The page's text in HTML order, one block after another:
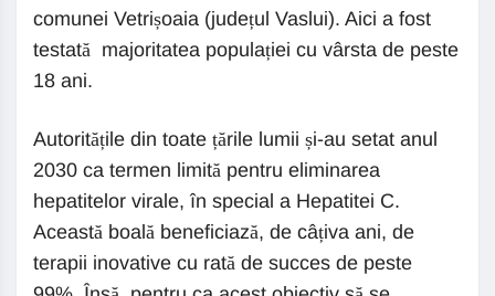
comunei Vetrișoaia (județul Vaslui). Aici a fost
testată majoritatea populației cu vârsta de peste
18 ani.
Autoritățile din toate țările lumii și-au setat anul
2030 ca termen limită pentru eliminarea
hepatitelor virale, în special a Hepatitei C.
Această boală beneficiază, de câțiva ani, de
terapii inovative cu rată de succes de peste